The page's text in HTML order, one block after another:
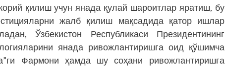
қилиш учун янада қулай шароитлар яратиш, бу
жалб қилиш мақсадида қатор ишлар
Ўзбекистон Республикаси Президентининг
янада ривожлантиришга оид қўшимча
Фармони ҳамда шу соҳани ривожлантиришга